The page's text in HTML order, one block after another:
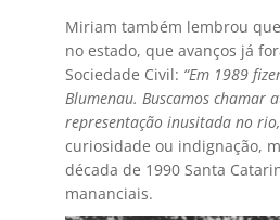
Miriam também lembrou
no estado, que avanços já
Sociedade Civil: “Em 1989
Blumenau. Buscamos chamar
representação inusitada no
curiosidade ou indignação,
década de 1990 Santa
mananciais.